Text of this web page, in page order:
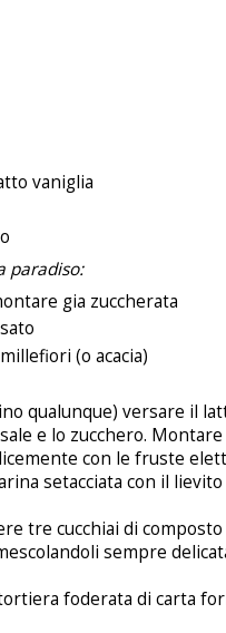
vaniglia
paradiso:
gia zuccherata
(o acacia)
qualunque) versare il
e lo zucchero.
con le fruste
setacciata con il
tre cucchiai di
sempre
foderata di carta